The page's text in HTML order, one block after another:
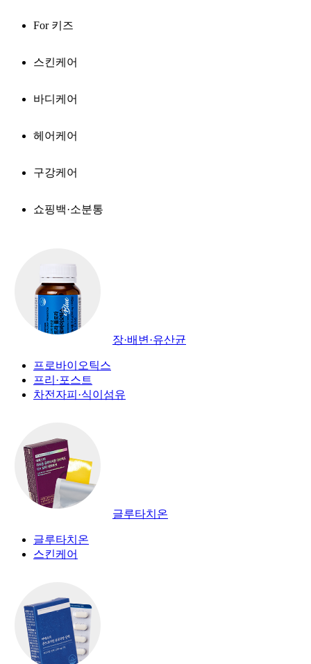
For 키즈
스킨케어
바디케어
헤어케어
구강케어
쇼핑백·소분통
장·배변·유산균
프로바이오틱스
프리·포스트
차전자피·식이섬유
글루타치온
글루타치온
스킨케어